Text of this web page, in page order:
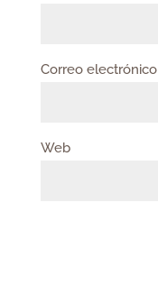
Correo electrónico
Web